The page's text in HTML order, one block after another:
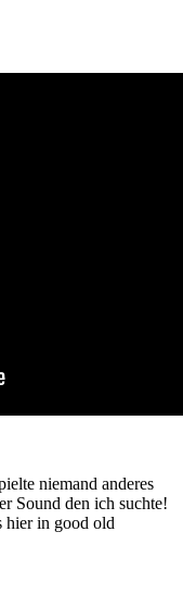
niemand anderes
Sound den ich suchte!
hier in good old